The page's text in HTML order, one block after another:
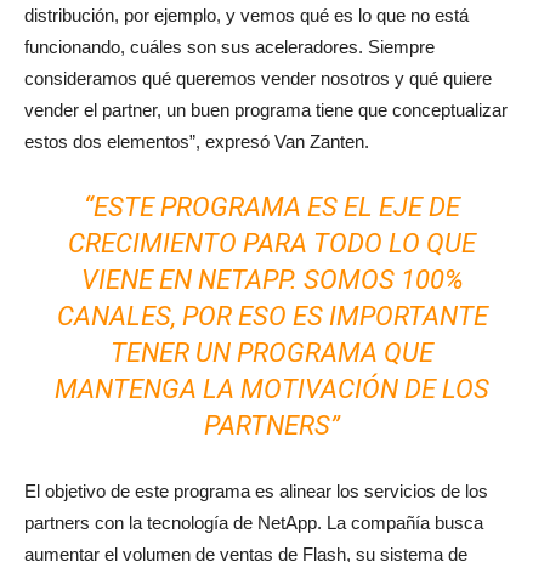
distribución, por ejemplo, y vemos qué es lo que no está
funcionando, cuáles son sus aceleradores. Siempre
consideramos qué queremos vender nosotros y qué quiere
vender el partner, un buen programa tiene que conceptualizar
estos dos elementos”, expresó Van Zanten.
“ESTE PROGRAMA ES EL EJE DE
CRECIMIENTO PARA TODO LO QUE
VIENE EN NETAPP. SOMOS 100%
CANALES, POR ESO ES IMPORTANTE
TENER UN PROGRAMA QUE
MANTENGA LA MOTIVACIÓN DE LOS
PARTNERS”
El objetivo de este programa es alinear los servicios de los
partners con la tecnología de NetApp. La compañía busca
aumentar el volumen de ventas de Flash, su sistema de